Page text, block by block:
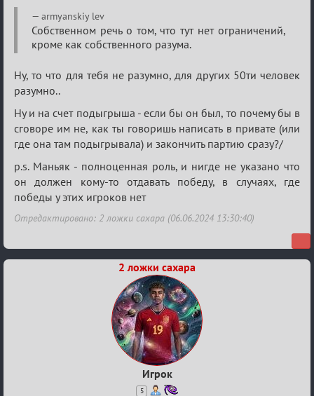
armyanskiy lev
Собственном речь о том, что тут нет ограничений,
кроме как собственного разума.
Ну, то что для тебя не разумно, для других 50ти человек
разумно..
Ну и на счет подыгрыша - если бы он был, то почему бы в
сговоре им не, как ты говоришь написать в привате (или
где она там подыгрывала) и закончить партию сразу?/
p.s. Маньяк - полноценная роль, и нигде не указано что
он должен кому-то отдавать победу, в случаях, где
победы у этих игроков нет
Отредактировано: 2 ложки сахара (06.06.2024 13:30:40)
2 ложки сахара
Игрок
5